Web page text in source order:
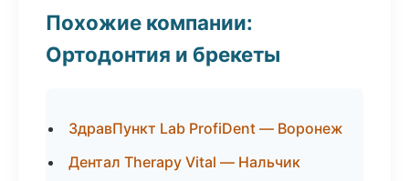
Похожие компании:
Ортодонтия и брекеты
ЗдравПункт Lab ProfiDent — Воронеж
Дентал Therapy Vital — Нальчик